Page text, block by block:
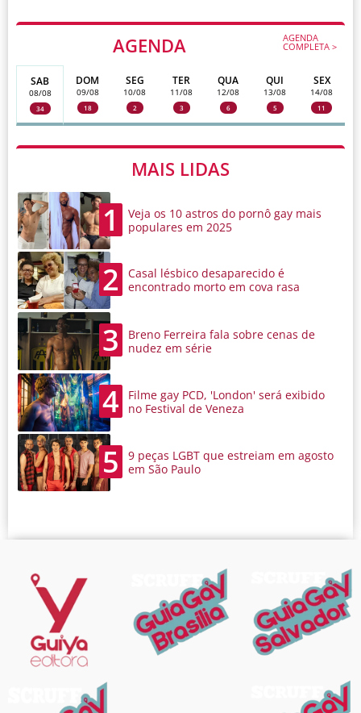
AGENDA AGENDA
COMPLETA >
SAB
08/08
34
DOM
09/08
18
SEG
10/08
2
TER
11/08
3
QUA
12/08
6
QUI
13/08
5
SEX
14/08
11
MAIS LIDAS
1
Veja os 10 astros do pornô gay mais
populares em 2025
2
Casal lésbico desaparecido é
encontrado morto em cova rasa
3
Breno Ferreira fala sobre cenas de
nudez em série
4
Filme gay PCD, 'London' será exibido
no Festival de Veneza
5
9 peças LGBT que estreiam em agosto
em São Paulo